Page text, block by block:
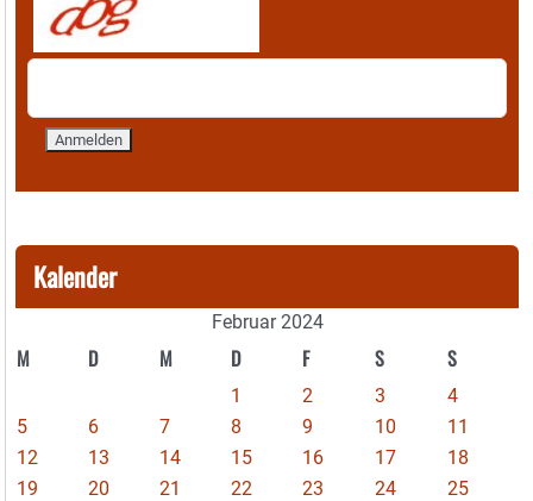
Kalender
Februar 2024
M D M D F S S
1 2 3
4
5
6 7 8 9 10
11
12
13 14 15 16 17
18
19
20 21 22 23 24
25